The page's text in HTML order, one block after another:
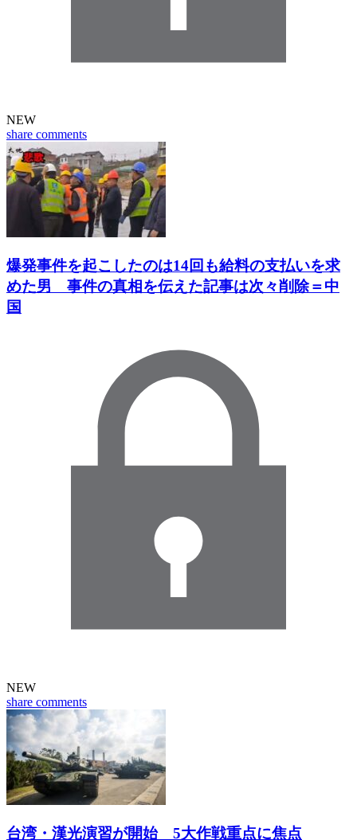
NEW
share comments
爆発事件を起こしたのは14回も給料の支払いを求
めた男 事件の真相を伝えた記事は次々削除＝中
国
NEW
share comments
台湾・漢光演習が開始 5大作戦重点に焦点